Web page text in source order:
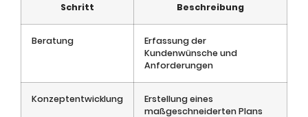
Schritt Beschreibung
Beratung
Erfassung der
Kundenwünsche und
Anforderungen
Konzeptentwicklung
Erstellung eines
maßgeschneiderten Plans